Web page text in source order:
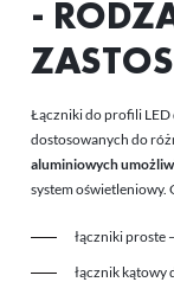
-
Łączniki do profili LED
dostosowanych do
aluminiowych
system oświetleniowy.
łączniki proste
łącznik kątowy